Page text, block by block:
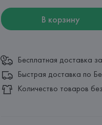
В корзину
Бесплатная доставка
Быстрая доставка по
Количество товаров